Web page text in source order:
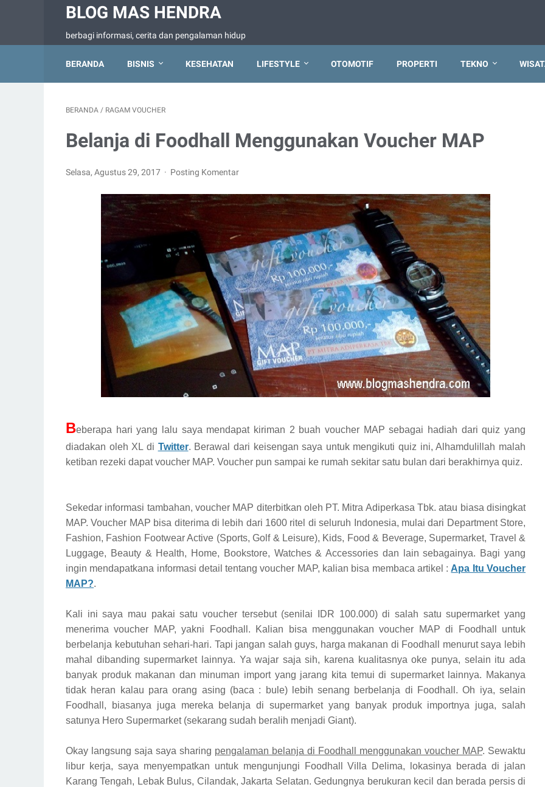
BLOG MAS HENDRA
berbagi informasi, cerita dan pengalaman hidup
BERANDA BISNIS KESEHATAN LIFESTYLE OTOMOTIF PROPERTI TEKNO
BERANDA / RAGAM VOUCHER
Belanja di Foodhall Menggunakan Voucher MAP
Selasa, Agustus 29, 2017 Posting Komentar
Beberapa hari yang lalu saya mendapat kiriman 2 buah voucher MAP sebagai hadiah dari quiz yang
diadakan oleh XL di Twitter. Berawal dari keisengan saya untuk mengikuti quiz ini, Alhamdulillah malah
ketiban rezeki dapat voucher MAP. Voucher pun sampai ke rumah sekitar satu bulan dari berakhirnya quiz.
Sekedar informasi tambahan, voucher MAP diterbitkan oleh PT. Mitra Adiperkasa Tbk. atau biasa disingkat
MAP. Voucher MAP bisa diterima di lebih dari 1600 ritel di seluruh Indonesia, mulai dari Department Store,
Fashion, Fashion Footwear Active (Sports, Golf & Leisure), Kids, Food & Beverage, Supermarket, Travel &
Luggage, Beauty & Health, Home, Bookstore, Watches & Accessories dan lain sebagainya. Bagi yang
ingin mendapatkana informasi detail tentang voucher MAP, kalian bisa membaca artikel : Apa Itu Voucher
MAP?.
Kali ini saya mau pakai satu voucher tersebut (senilai IDR 100.000) di salah satu supermarket yang
menerima voucher MAP, yakni Foodhall. Kalian bisa menggunakan voucher MAP di Foodhall untuk
berbelanja kebutuhan sehari-hari. Tapi jangan salah guys, harga makanan di Foodhall menurut saya lebih
mahal dibanding supermarket lainnya. Ya wajar saja sih, karena kualitasnya oke punya, selain itu ada
banyak produk makanan dan minuman import yang jarang kita temui di supermarket lainnya. Makanya
tidak heran kalau para orang asing (baca : bule) lebih senang berbelanja di Foodhall. Oh iya, selain
Foodhall, biasanya juga mereka belanja di supermarket yang banyak produk importnya juga, salah
satunya Hero Supermarket (sekarang sudah beralih menjadi Giant).
Okay langsung saja saya sharing pengalaman belanja di Foodhall menggunakan voucher MAP. Sewaktu
libur kerja, saya menyempatkan untuk mengunjungi Foodhall Villa Delima, lokasinya berada di jalan
Karang Tengah, Lebak Bulus, Cilandak, Jakarta Selatan. Gedungnya berukuran kecil dan berada persis di